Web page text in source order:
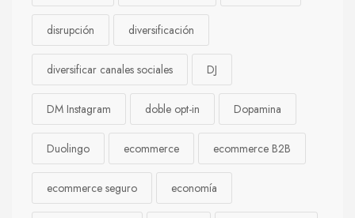
disrupción diversificación
diversificar canales sociales DJ
DM Instagram doble opt-in Dopamina
Duolingo ecommerce ecommerce B2B
ecommerce seguro economía